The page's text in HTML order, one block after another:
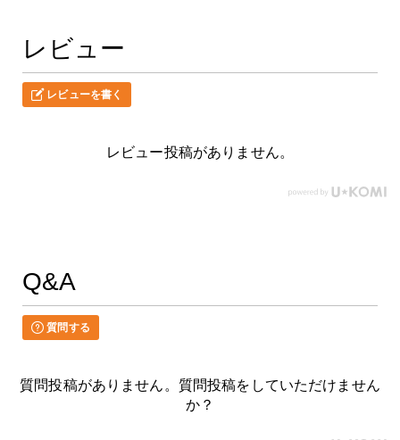
レビュー
レビューを書く
レビュー投稿がありません。
Q&A
質問する
質問投稿がありません。質問投稿をしていただけません
か？